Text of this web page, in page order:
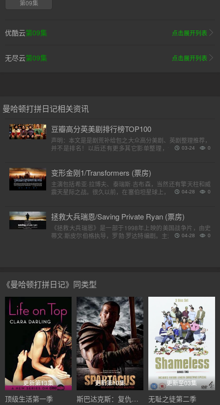
第09集
优酷云第09集 点击展开列表
无尽云第09集 点击展开列表
曼哈顿打拼日记相关资讯
豆瓣高分英美剧排行榜TOP100
声明：本文是是剧荒补给包之大众高分美剧、英剧整理推荐，
并不是排名！以后还有更多其它影单整理，请各位收藏好。
0
03-24
变形金刚1/Transformers (票房)
主演包括希亚·拉博夫、泰瑞斯·吉布森，当然还有擎天柱和威
震天星际之战。很久以前，在塞伯坦星球上，一个巨大的，强
0
04-28
拯救大兵瑞恩/Saving Private Ryan (票房)
《拯救大兵瑞恩》是一部于1998年上映的美国战争片，由史
蒂文·斯皮尔伯格执导，罗勃·罗达特编剧。主演包括汤姆·汉克
0
04-28
《曼哈顿打拼日记》同类型
更新第13集
顶级生活第一季
更新第10集
斯巴达克斯：复仇第二季
更新至03集
无耻之徒第二季